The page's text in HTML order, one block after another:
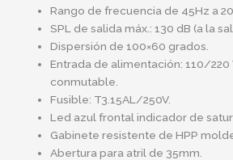
Rango de frecuencia de 45Hz a
SPL de salida máx.: 130 dB (a la
Dispersión de 100×60 grados.
Entrada de alimentación: 110/220
conmutable.
Fusible: T3.15AL/250V.
Led azul frontal indicador de
Gabinete resistente de HPP
Abertura para atril de 35mm.